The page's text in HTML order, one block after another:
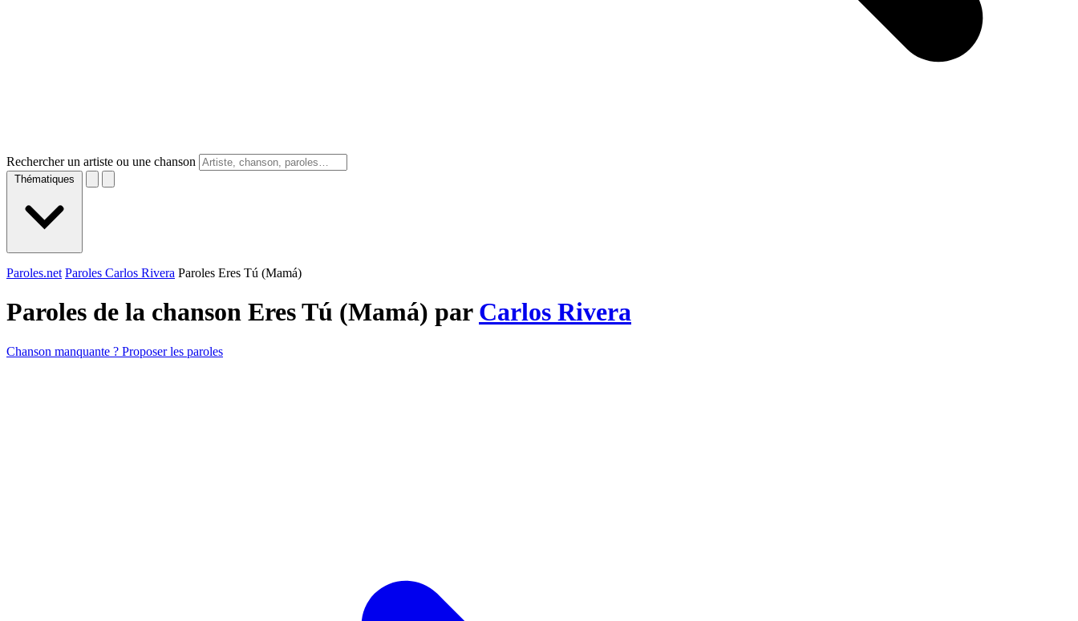
Rechercher un artiste ou une chanson
Thématiques
Paroles.net Paroles Carlos Rivera Paroles Eres Tú (Mamá)
Paroles de la chanson Eres Tú (Mamá) par Carlos Rivera
Chanson manquante ? Proposer les paroles